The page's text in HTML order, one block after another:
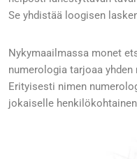
Se yhdistää loogisen
Nykymaailmassa monet
numerologia tarjoaa
Erityisesti nimen
jokaiselle